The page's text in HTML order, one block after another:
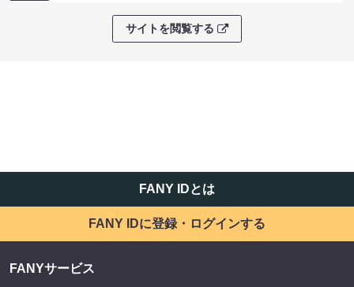
サイトを閲覧する
FANY IDとは
FANY IDに登録・ログインする
FANYサービス